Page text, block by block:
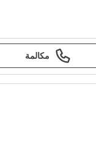
مكالمة